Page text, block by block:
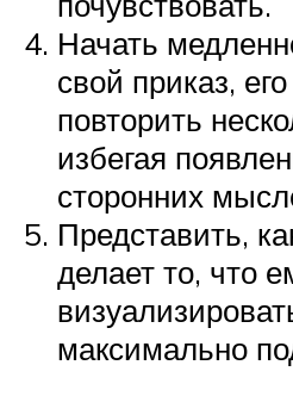
Начать
свой приказ,
повторить
избегая
сторонних
Представить,
делает то, что
максимально